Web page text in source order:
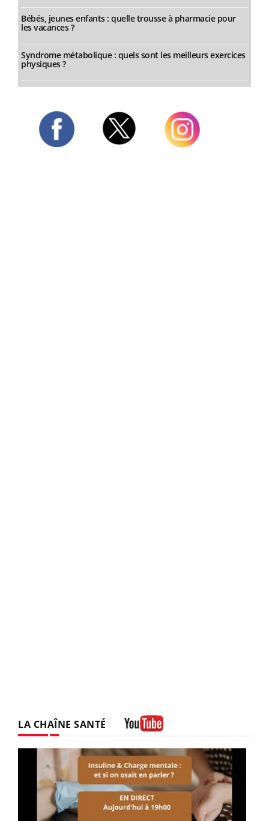
Bébés, jeunes enfants : quelle trousse à pharmacie pour
les vacances ?
Syndrome métabolique : quels sont les meilleurs exercices
physiques ?
LA CHAÎNE SANTÉ